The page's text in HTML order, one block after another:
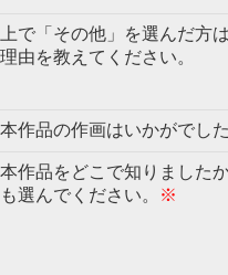
上で「その他」を選んだ方
理由を教えてください。
本作品の作画はいかがでし
本作品をどこで知りました
も選んでください。
※